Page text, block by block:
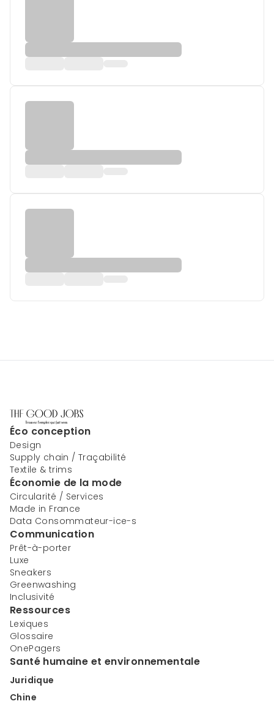
Éco conception
Design
Supply chain / Traçabilité
Textile & trims
Économie de la mode
Circularité / Services
Made in France
Data Consommateur-ice-s
Communication
Prêt-à-porter
Luxe
Sneakers
Greenwashing
Inclusivité
Ressources
Lexiques
Glossaire
OnePagers
Santé humaine et environnementale
Juridique
Chine